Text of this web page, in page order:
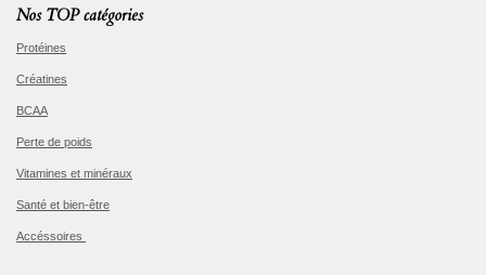
Nos TOP catégories
Protéines
Créatines
BCAA
Perte de poids
Vitamines et minéraux
Santé et bien-être
Accéssoires